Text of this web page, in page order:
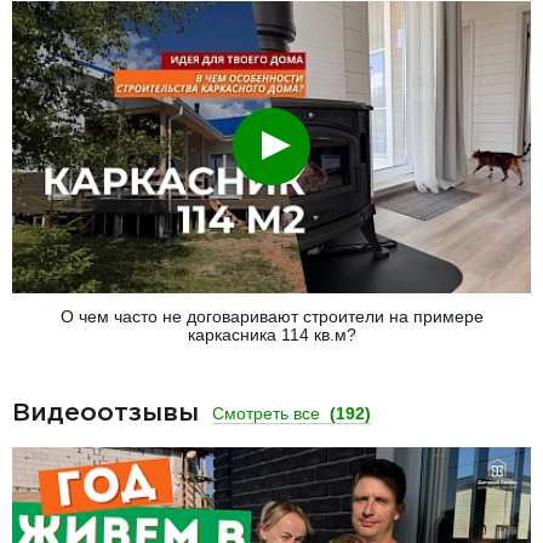
Смотреть
О чем часто не договаривают строители на примере
каркасника 114 кв.м?
Видеоотзывы Смотреть все (192)